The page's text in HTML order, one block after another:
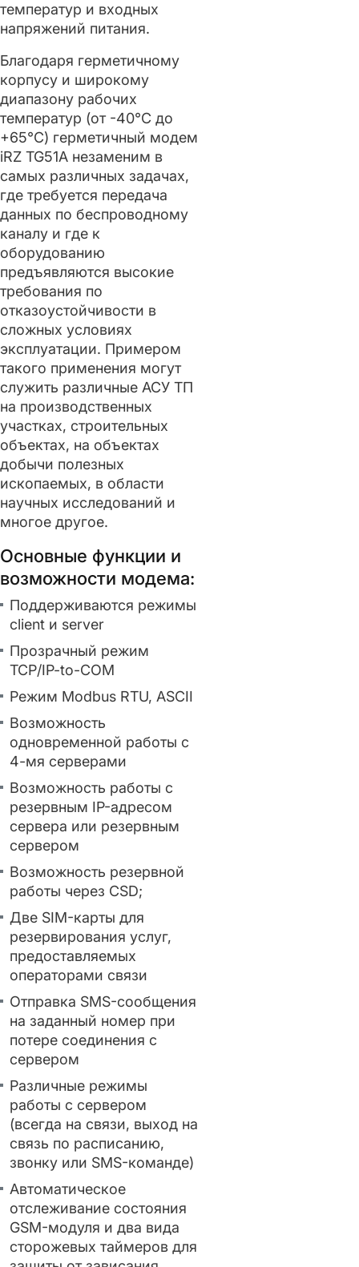
температур и входных
напряжений питания.
Благодаря герметичному
корпусу и широкому
диапазону рабочих
температур (от -40°С до
+65°С) герметичный модем
iRZ TG51A незаменим в
самых различных задачах,
где требуется передача
данных по беспроводному
каналу и где к
оборудованию
предъявляются высокие
требования по
отказоустойчивости в
сложных условиях
эксплуатации. Примером
такого применения могут
служить различные АСУ ТП
на производственных
участках, строительных
объектах, на объектах
добычи полезных
ископаемых, в области
научных исследований и
многое другое.
Основные функции и
возможности модема:
Поддерживаются режимы
client и server
Прозрачный режим
TCP/IP-to-COM
Режим Modbus RTU, ASCII
Возможность
одновременной работы с
4-мя серверами
Возможность работы с
резервным IP-адресом
сервера или резервным
сервером
Возможность резервной
работы через CSD;
Две SIM-карты для
резервирования услуг,
предоставляемых
операторами связи
Отправка SMS-сообщения
на заданный номер при
потере соединения с
сервером
Различные режимы
работы с сервером
(всегда на связи, выход на
связь по расписанию,
звонку или SMS-команде)
Автоматическое
отслеживание состояния
GSM-модуля и два вида
сторожевых таймеров для